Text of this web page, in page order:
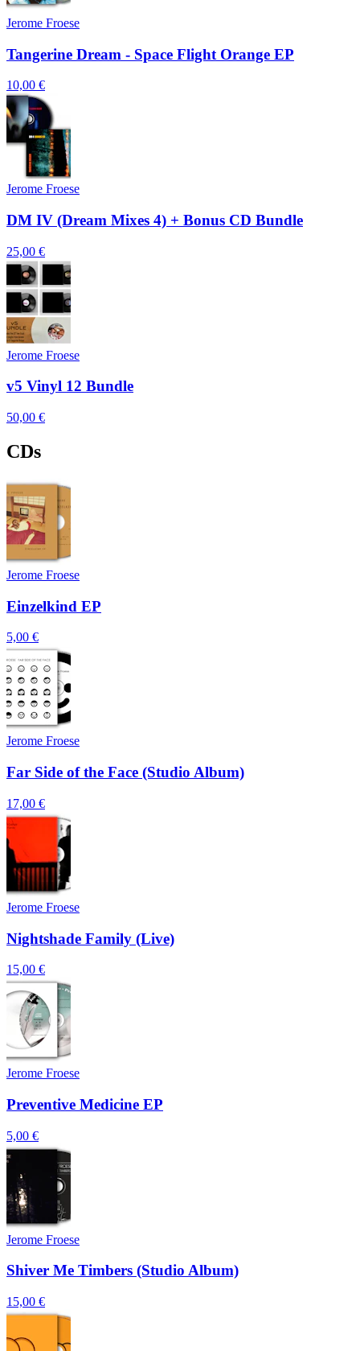
Jerome Froese
Tangerine Dream - Space Flight Orange EP
10,00 €
Jerome Froese
DM IV (Dream Mixes 4) + Bonus CD Bundle
25,00 €
Jerome Froese
v5 Vinyl 12 Bundle
50,00 €
CDs
Jerome Froese
Einzelkind EP
5,00 €
Jerome Froese
Far Side of the Face (Studio Album)
17,00 €
Jerome Froese
Nightshade Family (Live)
15,00 €
Jerome Froese
Preventive Medicine EP
5,00 €
Jerome Froese
Shiver Me Timbers (Studio Album)
15,00 €